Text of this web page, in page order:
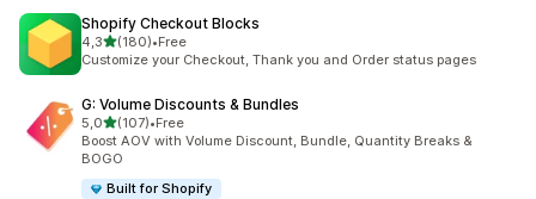
Shopify Checkout Blocks
4,35 yıldız üzerinden
(180)
toplam 180 değerlendirme
•Free
Customize your Checkout, Thank you and Order status pages
G: Volume Discounts & Bundles
5,05 yıldız üzerinden
(107)
toplam 107 değerlendirme
•Free
Boost AOV with Volume Discount, Bundle, Quantity Breaks &
BOGO
Built for Shopify